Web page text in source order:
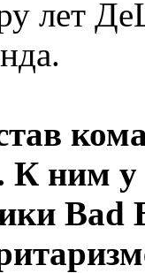
лет
К ним
Bad